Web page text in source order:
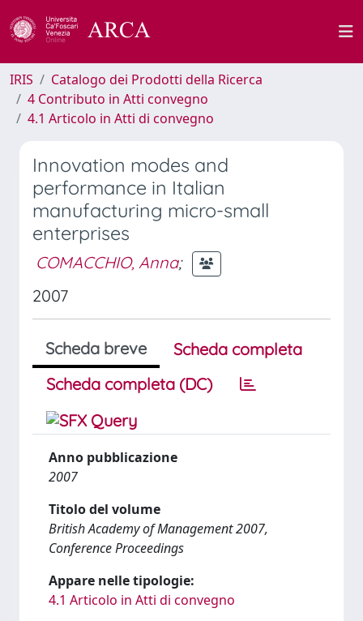
IRIS
Catalogo dei Prodotti della Ricerca
4 Contributo in Atti convegno
4.1 Articolo in Atti di convegno
Innovation modes and
performance in Italian
manufacturing micro-small
enterprises
COMACCHIO, Anna;
2007
Scheda breve
Scheda completa
Scheda completa (DC)
Anno pubblicazione
2007
Titolo del volume
British Academy of Management 2007,
Conference Proceedings
Appare nelle tipologie:
4.1 Articolo in Atti di convegno